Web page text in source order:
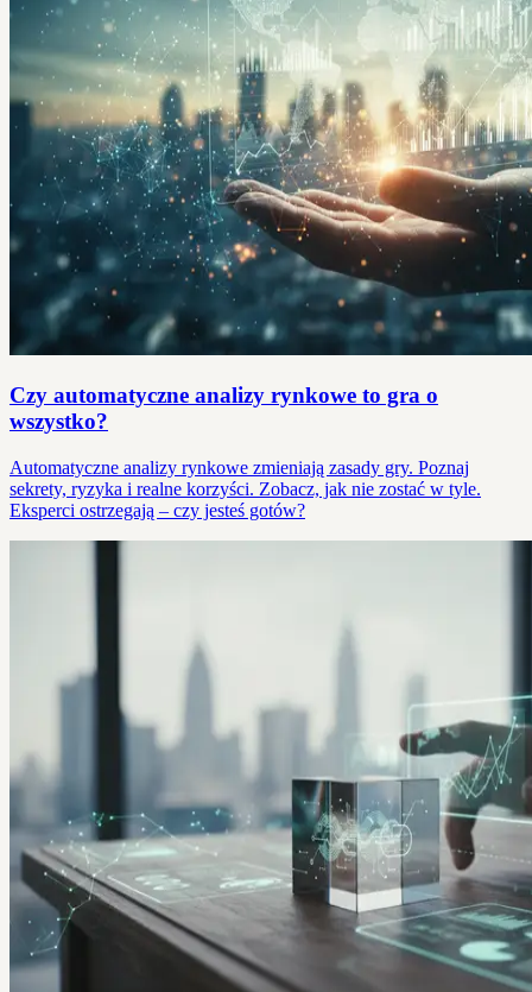
Czy automatyczne analizy rynkowe to gra o
wszystko?
Automatyczne analizy rynkowe zmieniają zasady gry. Poznaj
sekrety, ryzyka i realne korzyści. Zobacz, jak nie zostać w tyle.
Eksperci ostrzegają – czy jesteś gotów?